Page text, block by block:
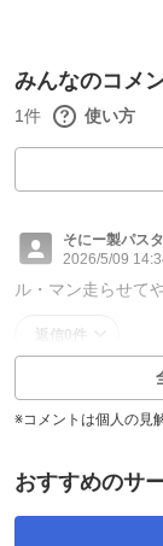
みんなのコメ
1件 使い方
そにー製パスタ
2026/5/09
ル・マン走らせて
返信0件
※コメントは個人の見
おすすめのサ